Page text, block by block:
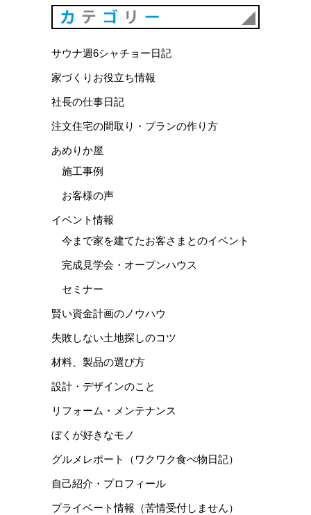
サウナ週6シャチョー日記
家づくりお役立ち情報
社長の仕事日記
注文住宅の間取り・プランの作り方
あめりか屋
施工事例
お客様の声
イベント情報
今まで家を建てたお客さまとのイベント
完成見学会・オープンハウス
セミナー
賢い資金計画のノウハウ
失敗しない土地探しのコツ
材料、製品の選び方
設計・デザインのこと
リフォーム・メンテナンス
ぼくが好きなモノ
グルメレポート（ワクワク食べ物日記）
自己紹介・プロフィール
プライベート情報（苦情受付しません）